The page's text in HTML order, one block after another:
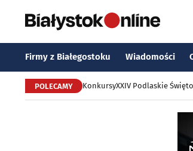
Firmy z Białegostoku Wiadomości
POLECAMY KonkursyXXIV Podlaskie